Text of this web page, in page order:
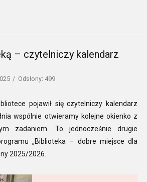
– czytelniczy kalendarz
Odsłony: 499
pojawił się czytelniczy kalendarz
wspólnie otwieramy kolejne okienko z
zadaniem. To jednocześnie drugie
„Biblioteka – dobre miejsce dla
2025/2026.